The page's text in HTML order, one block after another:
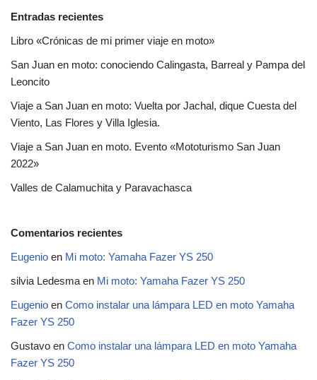
Entradas recientes
Libro «Crónicas de mi primer viaje en moto»
San Juan en moto: conociendo Calingasta, Barreal y Pampa del
Leoncito
Viaje a San Juan en moto: Vuelta por Jachal, dique Cuesta del
Viento, Las Flores y Villa Iglesia.
Viaje a San Juan en moto. Evento «Mototurismo San Juan
2022»
Valles de Calamuchita y Paravachasca
Comentarios recientes
Eugenio en Mi moto: Yamaha Fazer YS 250
silvia Ledesma en Mi moto: Yamaha Fazer YS 250
Eugenio en Como instalar una lámpara LED en moto Yamaha
Fazer YS 250
Gustavo en Como instalar una lámpara LED en moto Yamaha
Fazer YS 250